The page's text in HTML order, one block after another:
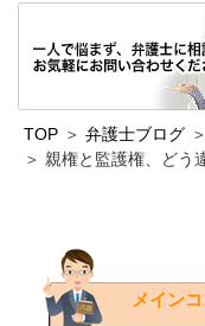
TOP 弁護士ブログ
親権と監護権、どう
メイン